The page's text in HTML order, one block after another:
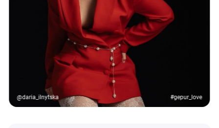
@daria_ilnytska #gepur_love